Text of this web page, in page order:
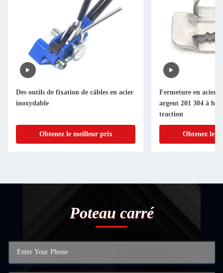
en acier
Fermeture en acier inoxydable en
argent 201 304 à haute résistance à la
Obtenez le meilleur prix
SS201
Poteau carré